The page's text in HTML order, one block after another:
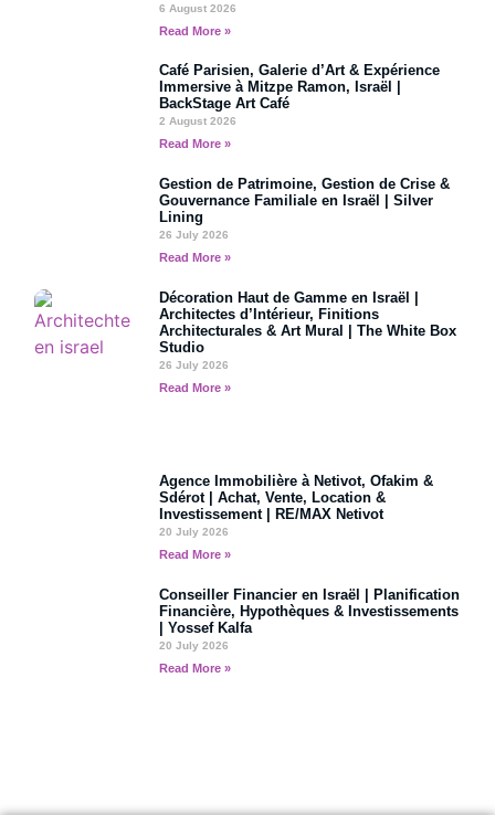
6 August 2026
Read More »
Café Parisien, Galerie d’Art & Expérience
Immersive à Mitzpe Ramon, Israël |
BackStage Art Café
2 August 2026
Read More »
Gestion de Patrimoine, Gestion de Crise &
Gouvernance Familiale en Israël | Silver
Lining
26 July 2026
Read More »
Décoration Haut de Gamme en Israël |
Architectes d’Intérieur, Finitions
Architecturales & Art Mural | The White Box
Studio
26 July 2026
Read More »
Agence Immobilière à Netivot, Ofakim &
Sdérot | Achat, Vente, Location &
Investissement | RE/MAX Netivot
20 July 2026
Read More »
Conseiller Financier en Israël | Planification
Financière, Hypothèques & Investissements
| Yossef Kalfa
20 July 2026
Read More »